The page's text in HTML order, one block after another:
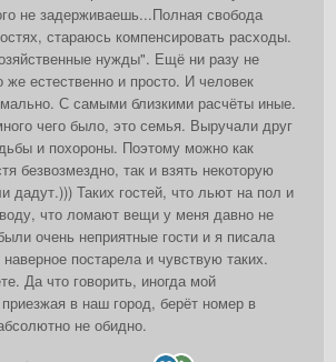
не задерживаешь...Полная свобода
стараюсь компенсировать расходы.
нужды". Ещё ни разу не
же естественно и просто. И человек
С самыми близкими расчёты иные.
чего было, это семья. Выручали друг
и похороны. Поэтому можно как
безвозмездно, так и взять некоторую
дадут.))) Таких гостей, что льют на пол и
что ломают вещи у меня давно не
очень неприятные гости и я писала
постарела и чувствую таких.
Да что говорить, иногда мой
в наш город, берёт номер в
не обидно.